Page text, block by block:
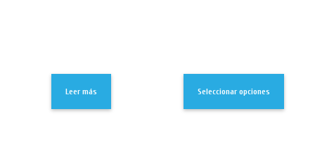
Leer más Seleccionar opciones